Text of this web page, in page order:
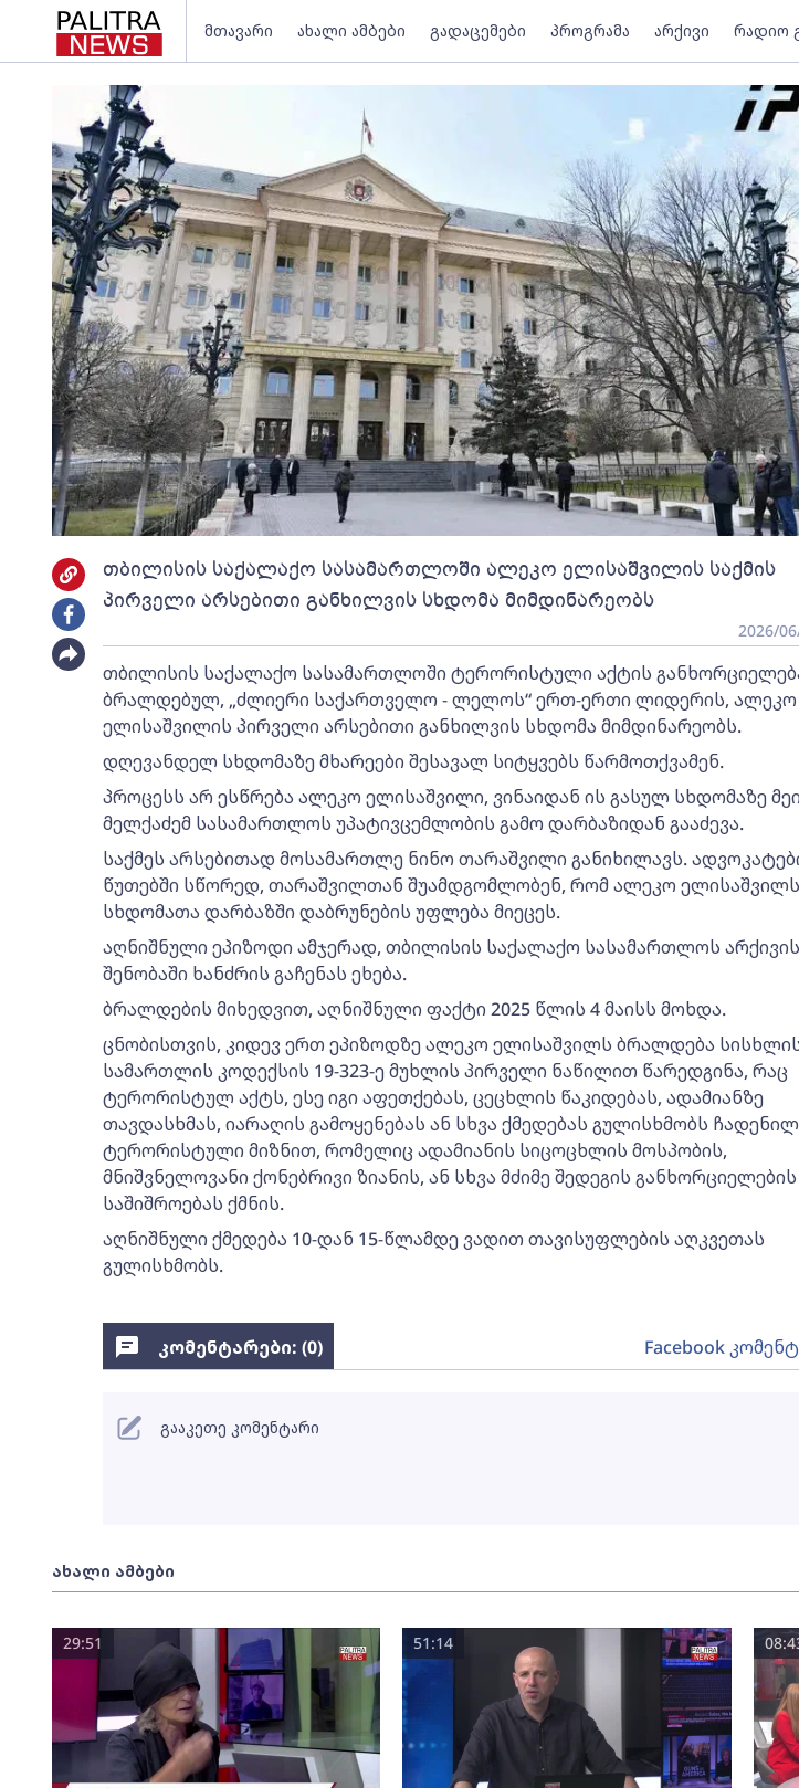
მთავარი ახალი ამბები გადაცემები პროგრამა არქივი რადიო
თბილისის საქალაქო სასამართლოში ალეკო ელისაშვილის საქმის
პირველი არსებითი განხილვის სხდომა მიმდინარეობს
2026/
თბილისის საქალაქო სასამართლოში ტერორისტული აქტის
ბრალდებულ, „ძლიერი საქართველო - ლელოს“ ერთ-ერთი ლიდერის, ალეკო
ელისაშვილის პირველი არსებითი განხილვის სხდომა მიმდინარეობს.
დღევანდელ სხდომაზე მხარეები შესავალ სიტყვებს წარმოთქვამენ.
პროცესს არ ესწრება ალეკო ელისაშვილი, ვინაიდან ის გასულ სხდომაზე
მელქაძემ სასამართლოს უპატივცემლობის გამო დარბაზიდან გააძევა.
საქმეს არსებითად მოსამართლე ნინო თარაშვილი განიხილავს.
წუთებში სწორედ, თარაშვილთან შუამდგომლობენ, რომ ალეკო ელისაშვილს
სხდომათა დარბაზში დაბრუნების უფლება მიეცეს.
აღნიშნული ეპიზოდი ამჯერად, თბილისის საქალაქო სასამართლოს არქივის
შენობაში ხანძრის გაჩენას ეხება.
ბრალდების მიხედვით, აღნიშნული ფაქტი 2025 წლის 4 მაისს მოხდა.
ცნობისთვის, კიდევ ერთ ეპიზოდზე ალეკო ელისაშვილს ბრალდება
სამართლის კოდექსის 19-323-ე მუხლის პირველი ნაწილით წარედგინა, რაც
ტერორისტულ აქტს, ესე იგი აფეთქებას, ცეცხლის წაკიდებას, ადამიანზე
თავდასხმას, იარაღის გამოყენებას ან სხვა ქმედებას გულისხმობს
ტერორისტული მიზნით, რომელიც ადამიანის სიცოცხლის მოსპობის,
მნიშვნელოვანი ქონებრივი ზიანის, ან სხვა მძიმე შედეგის განხორციელების
საშიშროებას ქმნის.
აღნიშნული ქმედება 10-დან 15-წლამდე ვადით თავისუფლების აღკვეთას
გულისხმობს.
ახალი ამბები
29:51 51:14
კომენტარები: (0) Facebook
გააკეთე კომენტარი